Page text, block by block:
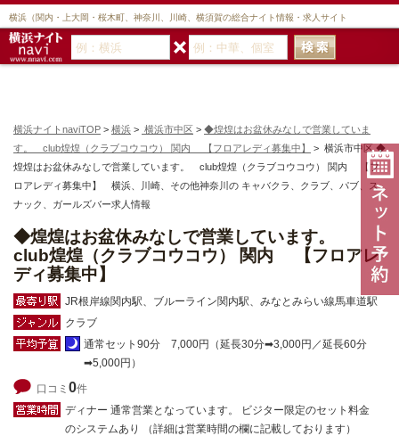
横浜（関内・上大岡・桜木町、神奈川、川崎、横須賀の総合ナイト情報・求人サイト
横浜ナイトnaviTOP > 横浜 > 横浜市中区 > ◆煌煌はお盆休みなしで営業していま
す。 club煌煌（クラブコウコウ） 関内 【フロアレディ募集中】
> 横浜市中区 ◆
煌煌はお盆休みなしで営業しています。 club煌煌（クラブコウコウ） 関内 【フ
ロアレディ募集中】 横浜、川崎、その他神奈川の キャバクラ、クラブ、パブ、ス
ナック、ガールズバー求人情報
◆煌煌はお盆休みなしで営業しています。
club煌煌（クラブコウコウ） 関内 【フロアレ
ディ募集中】
JR根岸線関内駅、ブルーライン関内駅、みなとみらい線馬車道駅
クラブ
通常セット90分 7,000円（延長30分➡3,000円／延長60分
➡5,000円）
口コミ 0件
ディナー 通常営業となっています。 ビジター限定のセット料金
のシステムあり （詳細は営業時間の欄に記載しております）